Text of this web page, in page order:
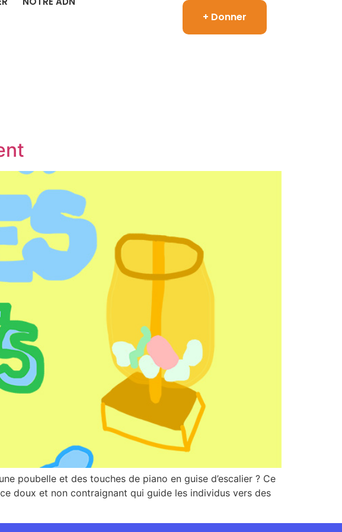
+ Donner
poubelle et des touches de piano en guise d’escalier ? Ce
doux et non contraignant qui guide les individus vers des